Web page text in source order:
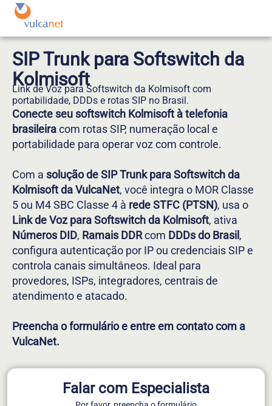
SIP Trunk para Softswitch da
Kolmisoft
Link de Voz para Softswitch da Kolmisoft com
portabilidade, DDDs e rotas SIP no Brasil.
Conecte seu softswitch Kolmisoft à telefonia
brasileiracom rotas SIP, numeração local e
portabilidade para operar voz com controle.
Com a solução de SIP Trunk para Softswitch da
Kolmisoft da VulcaNet, você integra o MOR Classe
5 ou M4 SBC Classe 4 à rede STFC (PTSN), usa o
Link de Voz para Softswitch da Kolmisoft, ativa
Números DID, Ramais DDRcom DDDs do Brasil ,
configura autenticação por IP ou credenciais SIP e
controla canais simultâneos. Ideal para
provedores, ISPs, integradores, centrais de
atendimento e atacado.
Preencha o formulário e entre em contato com a
VulcaNet.
Falar com Especialista